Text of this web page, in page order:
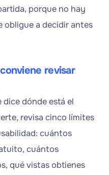
porque no hay
obligue a decidir antes
revisar
dice dónde está el
revisa cinco límites
cuántos
cuántos
qué vistas obtienes